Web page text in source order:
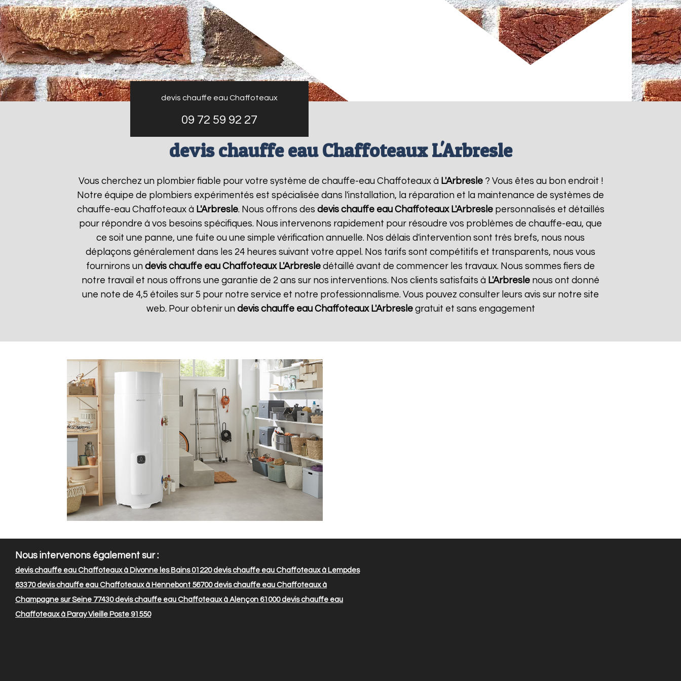
devis chauffe eau Chaffoteaux
09 72 59 92 27
devis chauffe eau Chaffoteaux L'Arbresle
Vous cherchez un plombier fiable pour votre système de chauffe-eau Chaffoteaux à L'Arbresle? Vous êtes au bon endroit !
Notre équipe de plombiers expérimentés est spécialisée dans l'installation, la réparation et la maintenance de systèmes de
chauffe-eau Chaffoteaux à L'Arbresle. Nous offrons des devis chauffe eau Chaffoteaux L'Arbreslepersonnalisés et détaillés
pour répondre à vos besoins spécifiques. Nous intervenons rapidement pour résoudre vos problèmes de chauffe-eau, que
ce soit une panne, une fuite ou une simple vérification annuelle. Nos délais d'intervention sont très brefs, nous nous
déplaçons généralement dans les 24 heures suivant votre appel. Nos tarifs sont compétitifs et transparents, nous vous
fournirons un devis chauffe eau Chaffoteaux L'Arbresle détaillé avant de commencer les travaux. Nous sommes fiers de
notre travail et nous offrons une garantie de 2 ans sur nos interventions. Nos clients satisfaits à L'Arbresle nous ont donné
une note de 4,5 étoiles sur 5 pour notre service et notre professionnalisme. Vous pouvez consulter leurs avis sur notre site
web. Pour obtenir un devis chauffe eau Chaffoteaux L'Arbreslegratuit et sans engagement
Nous intervenons également sur :
devis chauffe eau Chaffoteaux à Divonne les Bains 01220devis chauffe eau Chaffoteaux à Lempdes
63370devis chauffe eau Chaffoteaux à Hennebont 56700devis chauffe eau Chaffoteaux à
Champagne sur Seine 77430devis chauffe eau Chaffoteaux à Alençon 61000devis chauffe eau
Chaffoteaux à Paray Vieille Poste 91550